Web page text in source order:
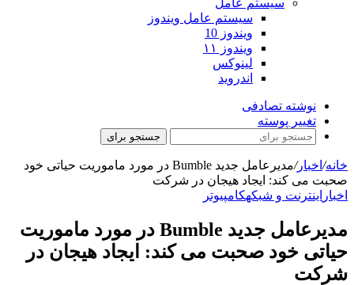
سیستم عامل
سیستم عامل ویندوز
ویندوز 10
ویندوز ۱۱
لینوکس
اندروید
نوشته تصادفی
تغییر پوسته
جستجو برای
خانه/ اخبار/
مدیرعامل جدید Bumble در مورد ماموریت حیاتی خود
صحبت می کند: ایجاد هیجان در شرکت
اخبار اینترنت و شبکهکامپیوتر
مدیرعامل جدید Bumble در مورد ماموریت
حیاتی خود صحبت می کند: ایجاد هیجان در
شرکت